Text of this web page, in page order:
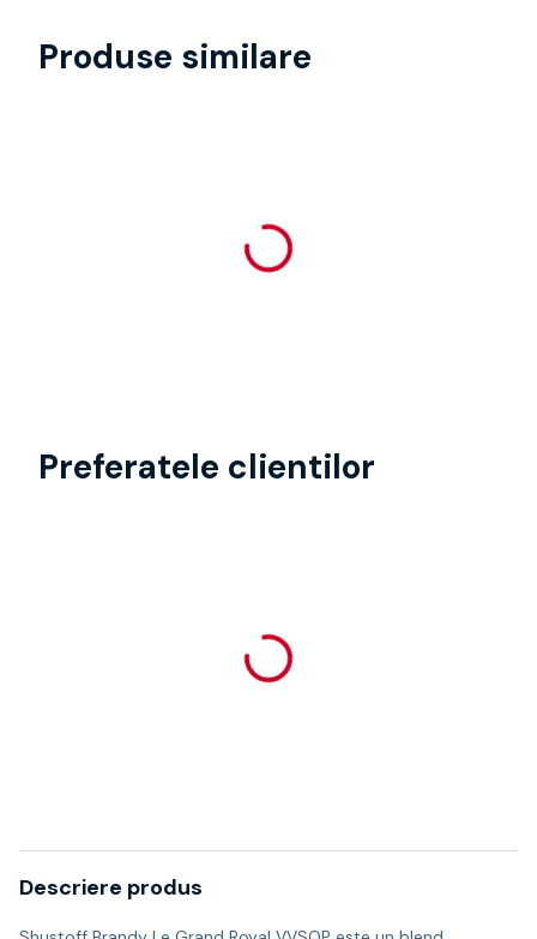
Produse similare
Preferatele clientilor
Descriere produs